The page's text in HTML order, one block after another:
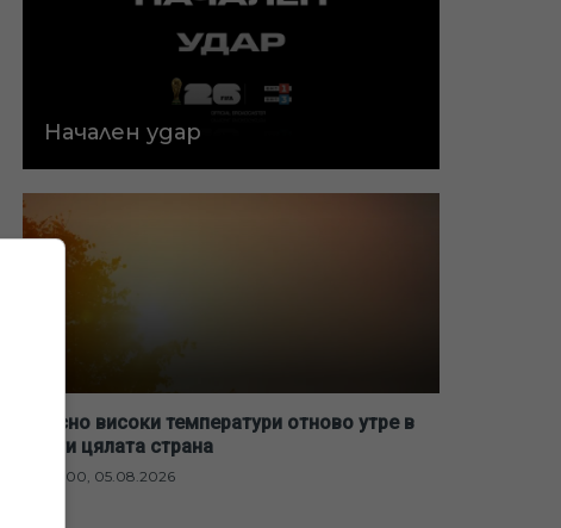
Начален удар
Опасно високи температури отново утре в
почти цялата страна
20:00, 05.08.2026